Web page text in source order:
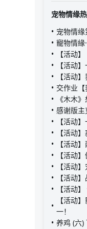
宠物情缘
宠物情缘
寵物情
【活动
【活动
【活动
交作业
《木木
感谢版主
【活动
【活动
【活动
【活动
【活动
【活动
【活动
【活动
一！
养鸡 (六)